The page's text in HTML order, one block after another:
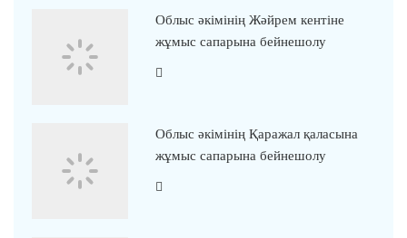
Облыс әкімінің Жәйрем кентіне
жұмыс сапарына бейнешолу
Облыс әкімінің Қаражал қаласына
жұмыс сапарына бейнешолу